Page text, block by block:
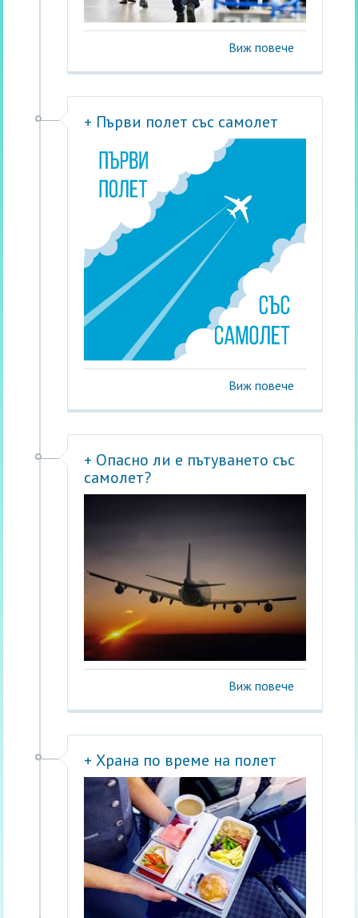
Виж повече
+ Първи полет със самолет
Виж повече
+ Опасно ли е пътуването със
самолет?
Виж повече
+ Храна по време на полет